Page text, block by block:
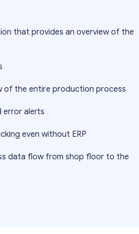
that provides an overview of the
of the entire production process
error alerts
even without ERP
data flow from shop floor to the